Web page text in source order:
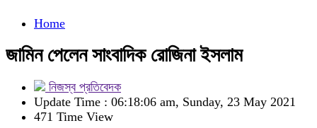
Home
জামিন পেলেন সাংবাদিক রোজিনা ইসলাম
নিজস্ব প্রতিবেদক
Update Time : 06:18:06 am, Sunday, 23 May 2021
471 Time View